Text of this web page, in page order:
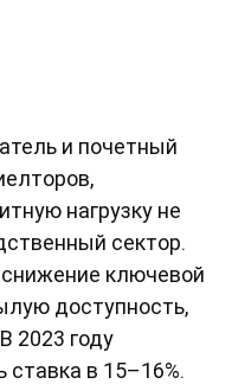
и почетный
нагрузку не
сектор.
ключевой
доступность,
2023 году
ставка в 15–16%.